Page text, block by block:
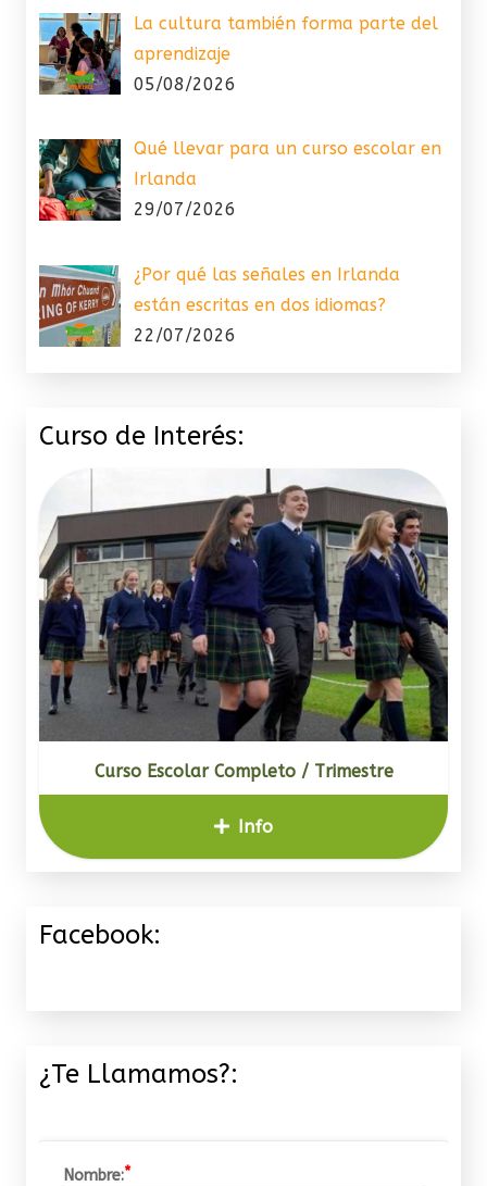
La cultura también forma parte del
aprendizaje
05/08/2026
Qué llevar para un curso escolar en
Irlanda
29/07/2026
¿Por qué las señales en Irlanda
están escritas en dos idiomas?
22/07/2026
Curso de Interés:
Curso Escolar Completo / Trimestre
Info
Facebook:
¿Te Llamamos?:
Nombre: